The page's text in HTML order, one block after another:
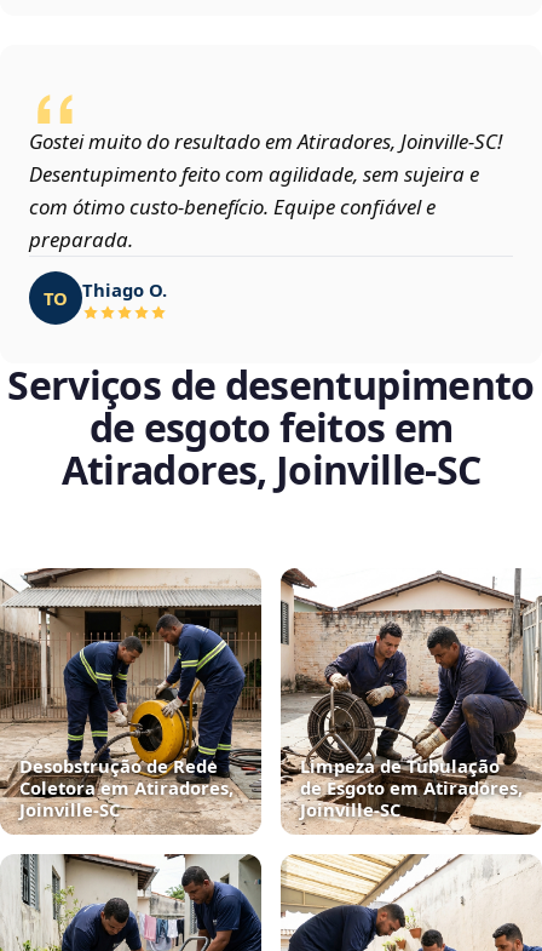
Gostei muito do resultado em Atiradores, Joinville‑SC!
Desentupimento feito com agilidade, sem sujeira e
com ótimo custo-benefício. Equipe confiável e
preparada.
TO Thiago O.
Serviços de desentupimento
de esgoto feitos em
Atiradores, Joinville‑SC
Desobstrução de Rede
Coletora em Atiradores,
Joinville‑SC
Limpeza de Tubulação
de Esgoto em Atiradores,
Joinville‑SC